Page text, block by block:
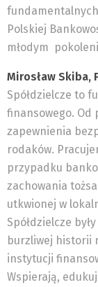
Polskiej
młodym
Mirosław Skiba,
Spółdzielcze to
finansowego. Od
zapewnienia
rodaków.
przypadku
zachowania
utkwionej w
Spółdzielcze
burzliwej historii
instytucji
Wspierają,